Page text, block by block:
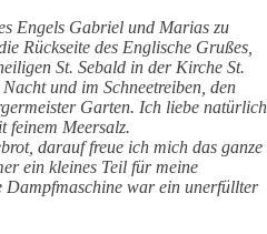
Engels Gabriel und Marias zu
Rückseite des Englische Grußes,
St. Sebald in der Kirche St.
und im Schneetreiben, den
Garten. Ich liebe natürlich
feinem Meersalz.
darauf freue ich mich das ganze
ein kleines Teil für meine
Dampfmaschine war ein unerfüllter